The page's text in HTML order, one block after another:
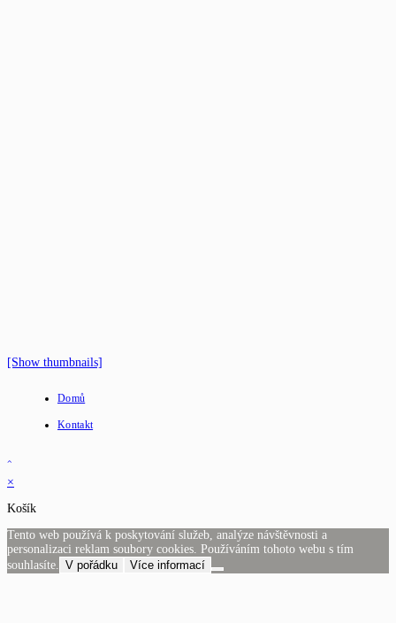
[Show thumbnails]
Domů
Kontakt
×
Košík
Tento web používá k poskytování služeb, analýze návštěvnosti a
personalizaci reklam soubory cookies. Používáním tohoto webu s tím
souhlasíte. V pořádku Více informací